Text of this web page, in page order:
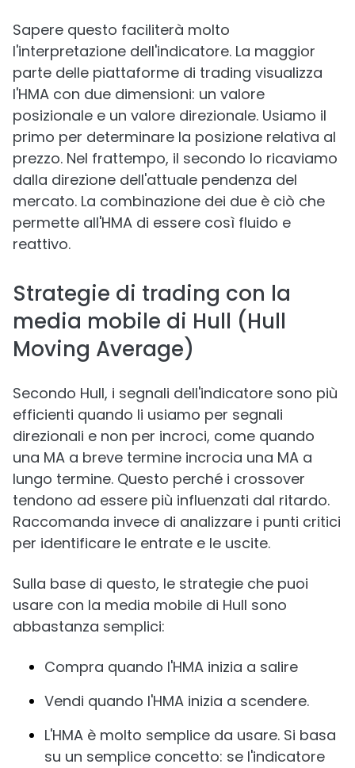
Sapere questo faciliterà molto
l'interpretazione dell'indicatore. La maggior
parte delle piattaforme di trading visualizza
l'HMA con due dimensioni: un valore
posizionale e un valore direzionale. Usiamo il
primo per determinare la posizione relativa al
prezzo. Nel frattempo, il secondo lo ricaviamo
dalla direzione dell'attuale pendenza del
mercato. La combinazione dei due è ciò che
permette all'HMA di essere così fluido e
reattivo.
Strategie di trading con la
media mobile di Hull (Hull
Moving Average)
Secondo Hull, i segnali dell'indicatore sono più
efficienti quando li usiamo per segnali
direzionali e non per incroci, come quando
una MA a breve termine incrocia una MA a
lungo termine. Questo perché i crossover
tendono ad essere più influenzati dal ritardo.
Raccomanda invece di analizzare i punti critici
per identificare le entrate e le uscite.
Sulla base di questo, le strategie che puoi
usare con la media mobile di Hull sono
abbastanza semplici:
Compra quando l'HMA inizia a salire
Vendi quando l'HMA inizia a scendere.
L'HMA è molto semplice da usare. Si basa
su un semplice concetto: se l'indicatore